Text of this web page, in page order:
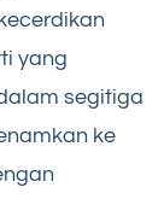
yang
segitiga
ke